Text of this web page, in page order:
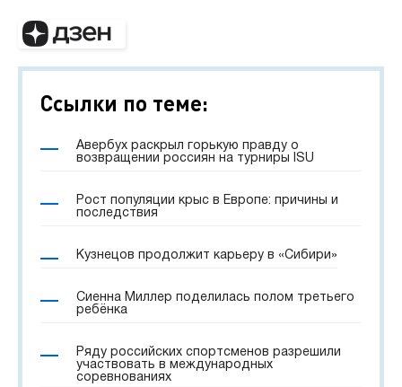
Ссылки по теме:
Авербух раскрыл горькую правду о
возвращении россиян на турниры ISU
Рост популяции крыс в Европе: причины и
последствия
Кузнецов продолжит карьеру в «Сибири»
Сиенна Миллер поделилась полом третьего
ребёнка
Ряду российских спортсменов разрешили
участвовать в международных
соревнованиях